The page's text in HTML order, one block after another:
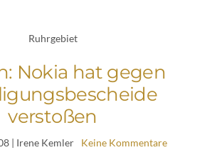
Ruhrgebiet
Nokia hat gegen
verstoßen
| Irene Kemler Keine Kommentare